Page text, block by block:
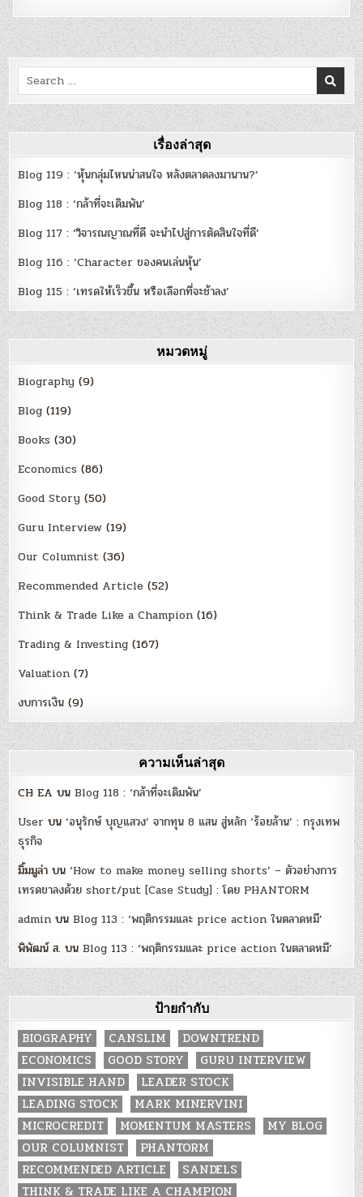
Search
for:
เรื่องล่าสุด
Blog 119 : ‘หุ้นกลุ่มไหนน่าสนใจ หลังตลาดลงมานาน?’
Blog 118 : ‘กล้าที่จะเดิมพัน’
Blog 117 : ‘วิจารณญาณที่ดี จะนำไปสู่การตัดสินใจที่ดี’
Blog 116 : ‘Character ของคนเล่นหุ้น’
Blog 115 : ‘เทรดให้เร็วขึ้น หรือเลือกที่จะช้าลง’
หมวดหมู่
Biography (9)
Blog (119)
Books (30)
Economics (86)
Good Story (50)
Guru Interview (19)
Our Columnist (36)
Recommended Article (52)
Think & Trade Like a Champion (16)
Trading & Investing (167)
Valuation (7)
งบการเงิน (9)
ความเห็นล่าสุด
CH EA บนBlog 118 : ‘กล้าที่จะเดิมพัน’
User บน‘อนุรักษ์ บุญแสวง’ จากทุน 8 แสน สู่หลัก ‘ร้อยล้าน’ : กรุงเทพ
ธุรกิจ
มิ้มมูล่า บน‘How to make money selling shorts’ – ตัวอย่างการ
เทรดขาลงด้วย short/put [Case Study] : โดย PHANTORM
admin บนBlog 113 : ‘พฤติกรรมและ price action ในตลาดหมี’
พิพัฒน์ ส. บนBlog 113 : ‘พฤติกรรมและ price action ในตลาดหมี’
ป้ายกำกับ
BIOGRAPHY CANSLIM
DOWNTREND
ECONOMICS
GOOD STORY
GURU INTERVIEW
INVISIBLE HAND
LEADER STOCK
LEADING STOCK
MARK MINERVINI
MICROCREDIT
MOMENTUM MASTERS
MY BLOG
OUR COLUMNIST
PHANTORM
RECOMMENDED ARTICLE
SANDELS
THINK & TRADE LIKE A CHAMPION